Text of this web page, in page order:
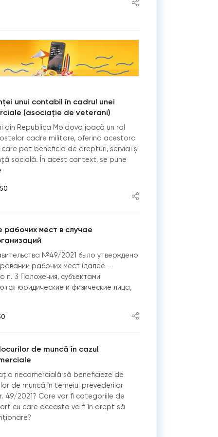
unui contabil în cadrul unei
(asociație de veterani)
din Republica Moldova joacă un rol
cadre militare, oferind acestora
pot beneficia de drepturi, servicii și
socială. În acest context, se pune
рабочих мест в случае
№49/2021 было утверждено
рабочих мест (далее –
п. 3 Положения, субъектами
юридические и физические лица,
de muncă în cazul
necomercială să beneficieze de
de muncă în temeiul prevederilor
49/2021? Care vor fi categoriile de
cu care aceasta va fi în drept să